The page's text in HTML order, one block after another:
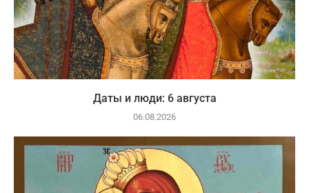
Даты и люди: 6 августа
06.08.2026